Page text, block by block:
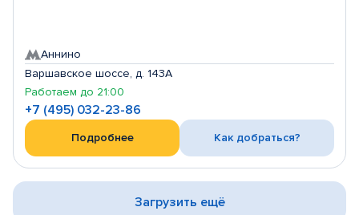
Аннино
Варшавское шоссе, д. 143А
Работаем до 21:00
+7 (495) 032-23-86
Подробнее Как добраться?
Загрузить ещё